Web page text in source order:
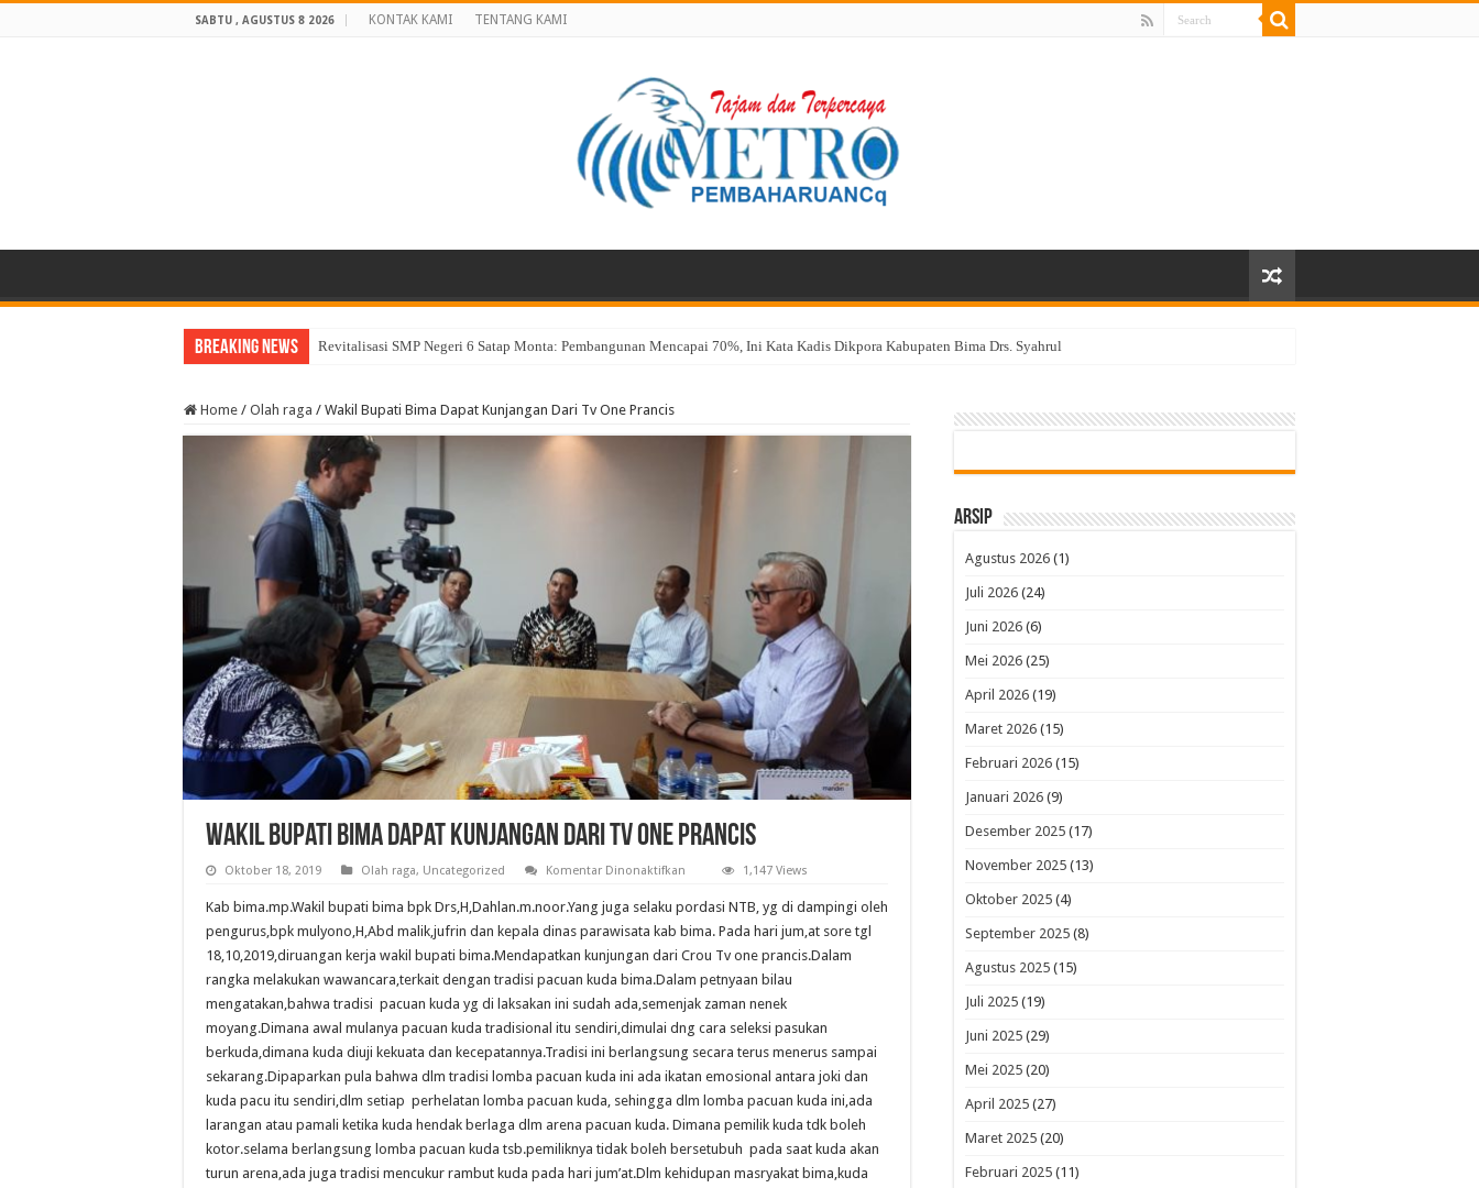
SABTU , AGUSTUS 8 2026 KONTAK KAMI TENTANG KAMI
Breaking News Revitalisasi SMP Negeri 6 Satap Monta: Pembangunan Mencapai 70%, Ini Kata Kadis Dikpora Kabupaten Bima Drs. Syahrul
Sekda Abul: Pelantikan adalah Pengakuan Kompetensi
Home / Olah raga / Wakil Bupati Bima Dapat Kunjangan Dari Tv One Prancis
Wakil Bupati Bima Dapat Kunjangan Dari Tv One Prancis
Oktober 18, 2019 Olah raga, Uncategorized Komentar Dinonaktifkan
Bupati
Bima
Dapat
Kunjangan
Dari
One
Prancis
1,147 Views
Kab bima.mp.Wakil bupati bima bpk Drs,H,Dahlan.m.noor.Yang juga selaku pordasi NTB, yg di dampingi oleh
pengurus,bpk mulyono,H,Abd malik,jufrin dan kepala dinas parawisata kab bima. Pada hari jum,at sore tgl
18,10,2019,diruangan kerja wakil bupati bima.Mendapatkan kunjungan dari Crou Tv one prancis.Dalam
rangka melakukan wawancara,terkait dengan tradisi pacuan kuda bima.Dalam petnyaan bilau
mengatakan,bahwa tradisi pacuan kuda yg di laksakan ini sudah ada,semenjak zaman nenek
moyang.Dimana awal mulanya pacuan kuda tradisional itu sendiri,dimulai dng cara seleksi pasukan
berkuda,dimana kuda diuji kekuata dan kecepatannya.Tradisi ini berlangsung secara terus menerus sampai
sekarang.Dipaparkan pula bahwa dlm tradisi lomba pacuan kuda ini ada ikatan emosional antara joki dan
kuda pacu itu sendiri,dlm setiap perhelatan lomba pacuan kuda, sehingga dlm lomba pacuan kuda ini,ada
larangan atau pamali ketika kuda hendak berlaga dlm arena pacuan kuda. Dimana pemilik kuda tdk boleh
kotor.selama berlangsung lomba pacuan kuda tsb.pemiliknya tidak boleh bersetubuh pada saat kuda akan
turun arena,ada juga tradisi mencukur rambut kuda pada hari jum’at.Dlm kehidupan masryakat bima,kuda
Arsip
Agustus 2026 (1)
Juli 2026 (24)
Juni 2026 (6)
Mei 2026 (25)
April 2026 (19)
Maret 2026 (15)
Februari 2026 (15)
Januari 2026 (9)
Desember 2025 (17)
November 2025 (13)
Oktober 2025 (4)
September 2025 (8)
Agustus 2025 (15)
Juli 2025 (19)
Juni 2025 (29)
Mei 2025 (20)
April 2025 (27)
Maret 2025 (20)
Februari 2025 (11)